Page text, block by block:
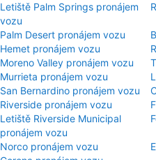
Letiště Palm Springs pronájem
vozu
Palm Desert pronájem vozu
Hemet pronájem vozu
Moreno Valley pronájem vozu
Murrieta pronájem vozu
San Bernardino pronájem vozu
Riverside pronájem vozu
Letiště Riverside Municipal
pronájem vozu
Norco pronájem vozu